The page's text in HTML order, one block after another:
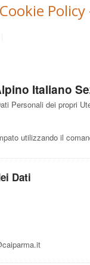
Policy
Italiano
Personali dei propri
utilizzando il
Dati